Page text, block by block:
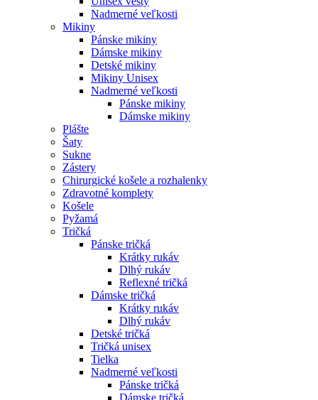
Nadmerné veľkosti
Mikiny
Pánske mikiny
Dámske mikiny
Detské mikiny
Mikiny Unisex
Nadmerné veľkosti
Pánske mikiny
Dámske mikiny
Plášte
Šaty
Sukne
Zástery
Chirurgické košele a rozhalenky
Zdravotné komplety
Košele
Pyžamá
Tričká
Pánske tričká
Krátky rukáv
Dlhý rukáv
Reflexné tričká
Dámske tričká
Krátky rukáv
Dlhý rukáv
Detské tričká
Tričká unisex
Tielka
Nadmerné veľkosti
Pánske tričká
Dámske tričká